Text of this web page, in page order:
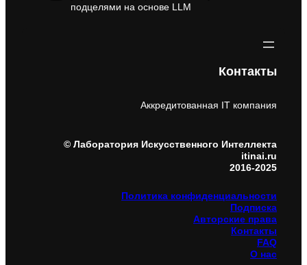
подцелями на основе LLM
Контакты
Аккредитованная IT компания
© Лаборатория Искусственного Интеллекта
itinai.ru
2016-2025
Политика конфиденциальности
Подписка
Авторские права
Контакты
FAQ
О нас